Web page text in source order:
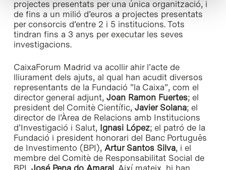
projectes presentats per una única organització, i
de fins a un milió d’euros a projectes presentats
per consorcis d’entre 2 i 5 institucions. Tots
tindran fins a 3 anys per executar les seves
investigacions.
CaixaForum Madrid va acollir ahir l’acte de
lliurament dels ajuts, al qual han acudit diversos
representants de la Fundació ”la Caixa”, com el
director general adjunt, Joan Ramon Fuertes; el
president del Comitè Científic, Javier Solana; el
director de l’Àrea de Relacions amb Institucions
d’Investigació i Salut, Ignasi López; el patró de la
Fundació i president honorari del Banc Português
de Investimento (BPI), Artur Santos Silva, i el
membre del Comitè de Responsabilitat Social de